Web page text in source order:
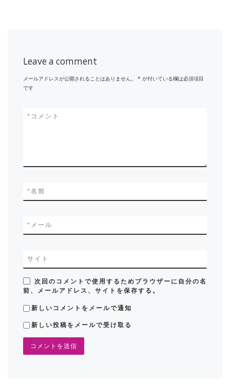
Leave a comment
メールアドレスが公開されることはありません。 * が付いている欄は必須項目
です
コメント
*
名前
*
メール
*
サイト
次回のコメントで使用するためブラウザーに自分の名
前、メールアドレス、サイトを保存する。
新しいコメントをメールで通知
新しい投稿をメールで受け取る